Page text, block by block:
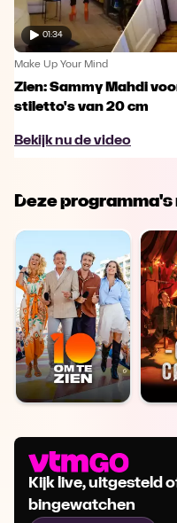
01:34
Make Up Your Mind
Zien: Sammy Mahdi
stiletto's van 20 cm
Bekijk nu de video
Deze programma's
Kijk live, uitgesteld
bingewatchen